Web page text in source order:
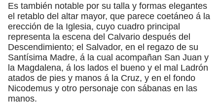
Es también notable por su talla y formas elegantes
el retablo del altar mayor, que parece coetáneo á la
erección de la Iglesia, cuyo cuadro principal
representa la escena del Calvario después del
Descendimiento; el Salvador, en el regazo de su
Santísima Madre, á la cual acompañan San Juan y
la Magdalena, á los lados el bueno y el mal Ladrón
atados de pies y manos á la Cruz, y en el fondo
Nicodemus y otro personaje con sábanas en las
manos.